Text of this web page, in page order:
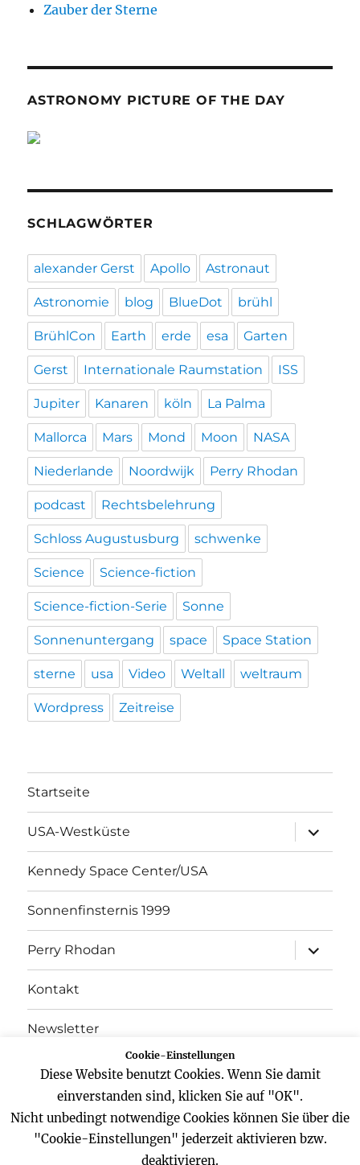
Zauber der Sterne
ASTRONOMY PICTURE OF THE DAY
SCHLAGWÖRTER
alexander Gerst Apollo Astronaut
Astronomie blog BlueDot brühl
BrühlCon Earth erde esa Garten
Gerst Internationale Raumstation ISS
Jupiter Kanaren köln La Palma
Mallorca Mars Mond Moon NASA
Niederlande Noordwijk Perry Rhodan
podcast Rechtsbelehrung
Schloss Augustusburg schwenke
Science Science-fiction
Science-fiction-Serie Sonne
Sonnenuntergang space Space Station
sterne usa Video Weltall weltraum
Wordpress Zeitreise
Startseite
USA-Westküste
öffnen
Kennedy Space Center/USA
Sonnenfinsternis 1999
Perry Rhodan
öffnen
Kontakt
Newsletter
Datenschutz
FacebookTwitterYouTube
Cookie-Einstellungen
Diese Website benutzt Cookies. Wenn Sie damit
einverstanden sind, klicken Sie auf "OK".
Nicht unbedingt notwendige Cookies können Sie über die
"Cookie-Einstellungen" jederzeit aktivieren bzw.
deaktivieren.